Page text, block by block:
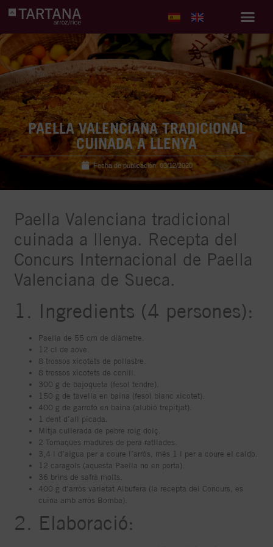
PAELLA VALENCIANA TRADICIONAL
CUINADA A LLENYA
Fecha de publicación: 03/12/2020
Paella Valenciana tradicional
cuinada a llenya. Recepta del
Concurs Internacional de Paella
Valenciana de Sueca.
1. Ingredients (4 persones):
Paella de 55 cm de diàmetre.
12 cl de aove.
8 trossos xicotets de pollastre.
8 trossos xicotets de conill.
300 g de bajoqueta (fesol tendre).
150 g de tavella en baina (fesol blanc xicotet).
400 g de garrofó en baina (alubió trepitjat).
1 dent d’all picada.
Mitja cullerada de pebre roig dolç.
2 Tomaques madures de pera ratllades.
3,4 l d’aigua per a coure l’arròs, més 1 l per a coure el caldo.
12 caragols (aquesta Paella no en porta).
36 brins de safrà molts.
400 g d’arròs varietat Albufera (la recepta del Concurs, es
cuina amb arròs Bomba).
2. Elaboració: